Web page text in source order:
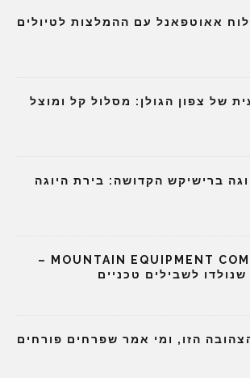
לוח אאוטפאנל עם ההמלצות לטיולים
של צפון הגולן: מסלול קל ומוצל
ברישיקש הקדושה: בירת היוגה
מבחן שטח: MOUNTAIN EQUIPMENT COMICI –
לשבילים טכניים
הזו, ומי אמר שפרחים פורחים